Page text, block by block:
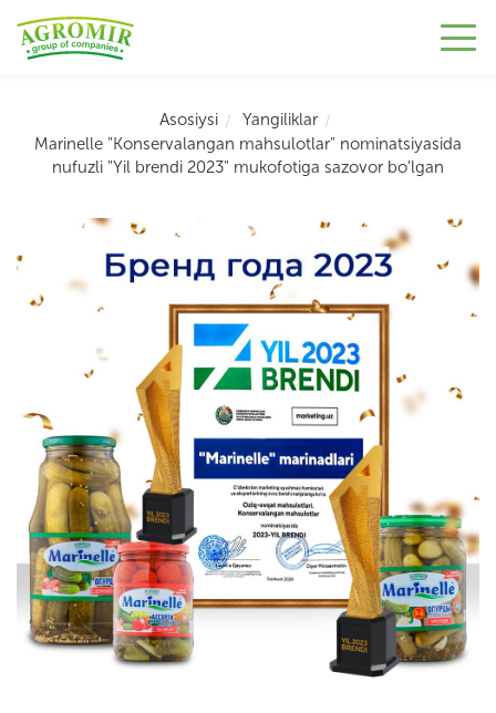
Asosiysi
Yangiliklar
Marinelle "Konservalangan mahsulotlar" nominatsiyasida
nufuzli "Yil brendi 2023" mukofotiga sazovor bo'lgan